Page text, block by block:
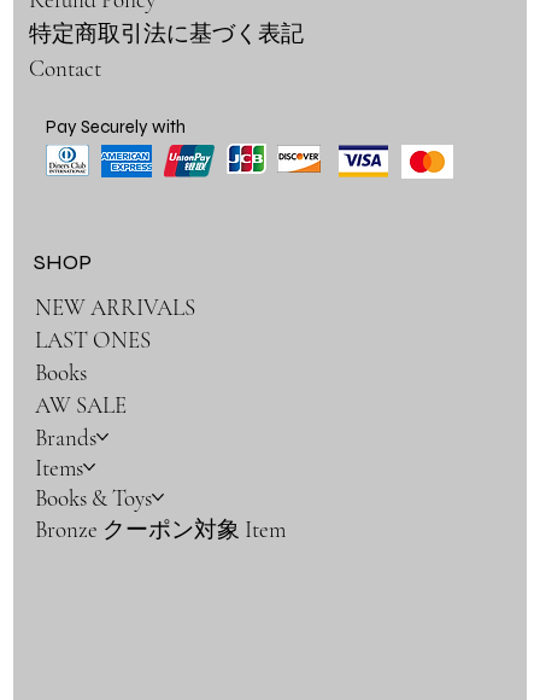
特定商取引法に基づく表記
Contact
SHOP
NEW ARRIVALS
LAST ONES
Books
AW SALE
Brands
Items
Books & Toys
Bronze クーポン対象 Item
Pay Securely with